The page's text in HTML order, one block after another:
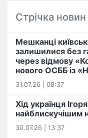
Стрічка новин
Мешканці
залишилися без
через відмову
нового ОСББ із
31.07.26 | 08:37
Хід українця
найблискучішим
30.07.26 | 13:37